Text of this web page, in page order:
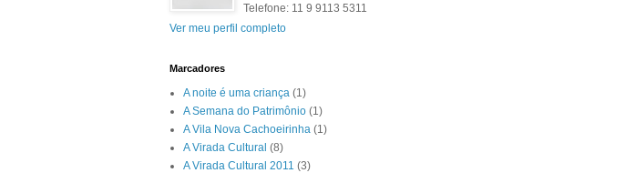
Telefone: 11 9 9113 5311
Ver meu perfil completo
Marcadores
A noite é uma criança (1)
A Semana do Patrimônio (1)
A Vila Nova Cachoeirinha (1)
A Virada Cultural (8)
A Virada Cultural 2011 (3)